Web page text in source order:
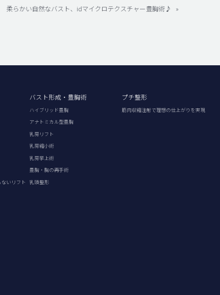
柔らかい自然なバスト、idマイクロテクスチャー豊胸術♪ »
いリフト
バスト形成・豊胸術
ハイブリッド豊胸
アナトミカル型豊胸
乳房リフト
乳房縮小術
乳房挙上術
豊胸・胸の再手術
乳頭整形
プチ整形
筋肉収縮注射で理想の仕上がりを実現